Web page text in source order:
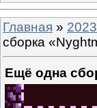
Главная » 2023
сборка
Ещё одна